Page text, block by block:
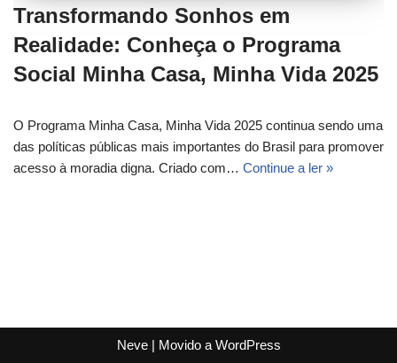
Transformando Sonhos em
Realidade: Conheça o Programa
Social Minha Casa, Minha Vida 2025
O Programa Minha Casa, Minha Vida 2025 continua sendo uma
das políticas públicas mais importantes do Brasil para promover
acesso à moradia digna. Criado com… Continue a ler »
Neve| Movido a WordPress